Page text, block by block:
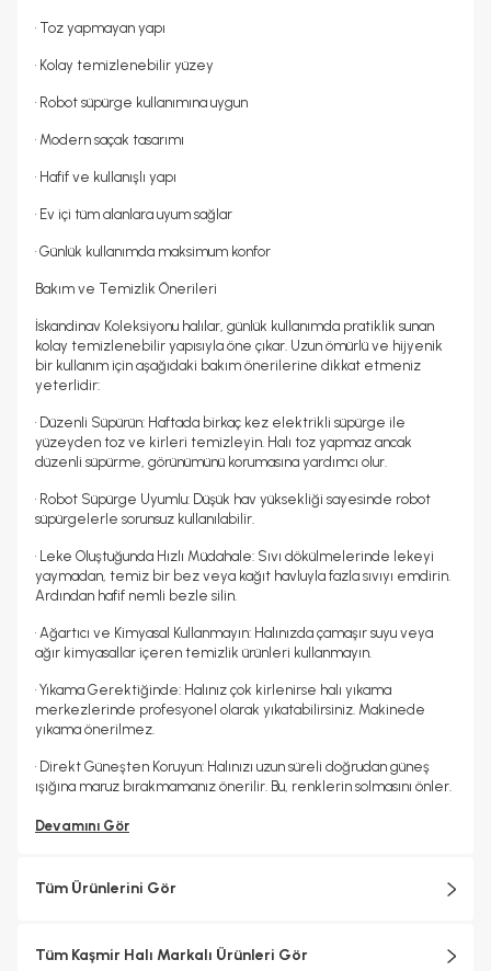
• Toz yapmayan yapı
• Kolay temizlenebilir yüzey
• Robot süpürge kullanımına uygun
• Modern saçak tasarımı
• Hafif ve kullanışlı yapı
• Ev içi tüm alanlara uyum sağlar
• Günlük kullanımda maksimum konfor
Bakım ve Temizlik Önerileri
İskandinav Koleksiyonu halılar, günlük kullanımda pratiklik sunan
kolay temizlenebilir yapısıyla öne çıkar. Uzun ömürlü ve hijyenik
bir kullanım için aşağıdaki bakım önerilerine dikkat etmeniz
yeterlidir:
• Düzenli Süpürün: Haftada birkaç kez elektrikli süpürge ile
yüzeyden toz ve kirleri temizleyin. Halı toz yapmaz ancak
düzenli süpürme, görünümünü korumasına yardımcı olur.
• Robot Süpürge Uyumlu: Düşük hav yüksekliği sayesinde robot
süpürgelerle sorunsuz kullanılabilir.
• Leke Oluştuğunda Hızlı Müdahale: Sıvı dökülmelerinde lekeyi
yaymadan, temiz bir bez veya kağıt havluyla fazla sıvıyı emdirin.
Ardından hafif nemli bezle silin.
• Ağartıcı ve Kimyasal Kullanmayın: Halınızda çamaşır suyu veya
ağır kimyasallar içeren temizlik ürünleri kullanmayın.
• Yıkama Gerektiğinde: Halınız çok kirlenirse halı yıkama
merkezlerinde profesyonel olarak yıkatabilirsiniz. Makinede
yıkama önerilmez.
• Direkt Güneşten Koruyun: Halınızı uzun süreli doğrudan güneş
ışığına maruz bırakmamanız önerilir. Bu, renklerin solmasını önler.
Devamını Gör
Tüm Ürünlerini Gör
Tüm Kaşmir Halı Markalı Ürünleri Gör